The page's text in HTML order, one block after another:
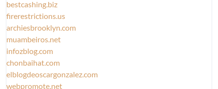
bestcashing.biz
firerestrictions.us
archiesbrooklyn.com
muambeiros.net
infozblog.com
chonbaihat.com
elblogdeoscargonzalez.com
webpromote.net